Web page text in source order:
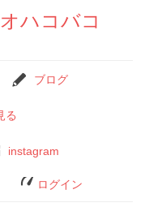
ハコバコ
ブログ
る
instagram
ログイン